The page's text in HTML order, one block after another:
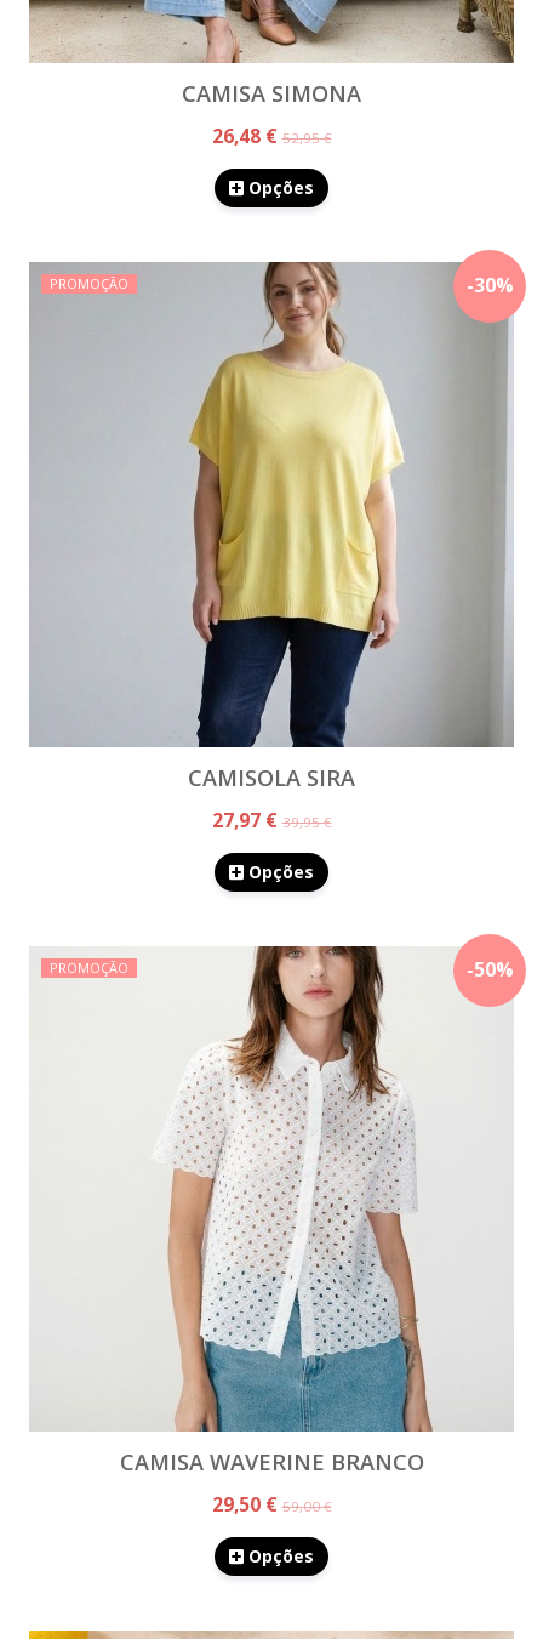
CAMISA SIMONA
26,48 €52,95 €
Opções
-30%
PROMOÇÃO
CAMISOLA SIRA
27,97 €39,95 €
Opções
-50%
PROMOÇÃO
CAMISA WAVERINE BRANCO
29,50 €59,00 €
Opções